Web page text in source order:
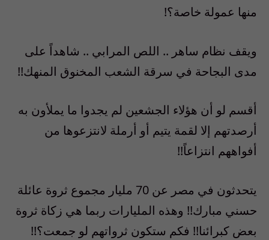
منها عمولة خاصة؟!
ويقف نظام ساهر .. اللص المرابي .. شاهداً على
مدى البجاحة في سرقة الشعب المخنوق المنهك!!
أقسم لو أن هؤلاء الجشعين لم يجدوا ما يملأون به
أرصدتهم إلا لقمة يتيم أو أرملة لانتزعوها من
أفواههم انتزاعاً!!
يتحدثون في مصر عن 70 مليار مجموع ثروة عائلة
حسني مبارك!! وهذه المليارات ربما هي زكاة ثروة
بعض كبرائنا!! فكم ستكون ثرواتهم لو جمعت؟!!